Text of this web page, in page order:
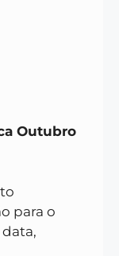
Outubro
para o